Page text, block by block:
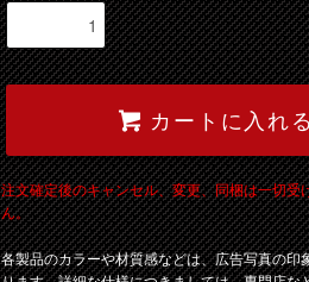
カートに入れる
注文確定後のキャンセル、変更、同梱は一切受
ん。
各製品のカラーや材質感などは、広告写真の印